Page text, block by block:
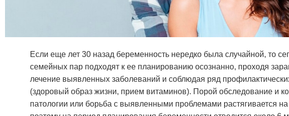
Если еще лет 30 назад беременность нередко была случайной, то
семейных пар подходят к ее планированию осознанно, проходя
лечение выявленных заболеваний и соблюдая ряд
(здоровый образ жизни, прием витаминов). Порой обследование и
патологии или борьба с выявленными проблемами растягивается